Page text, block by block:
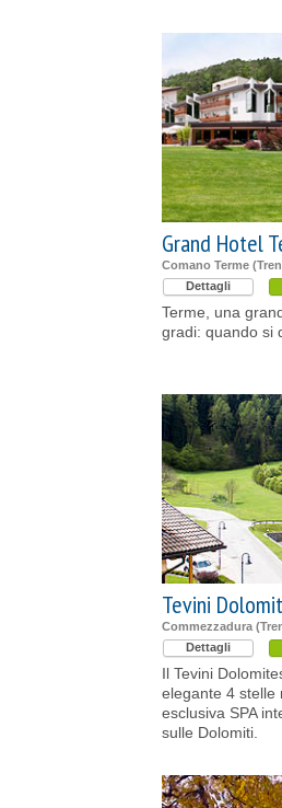
Grand Hotel
Comano Terme
Dettagli
Terme, una
gradi: quando si
Tevini
Commezzadura
Dettagli
Il Tevini
elegante 4 stelle
esclusiva SPA
sulle Dolomiti.